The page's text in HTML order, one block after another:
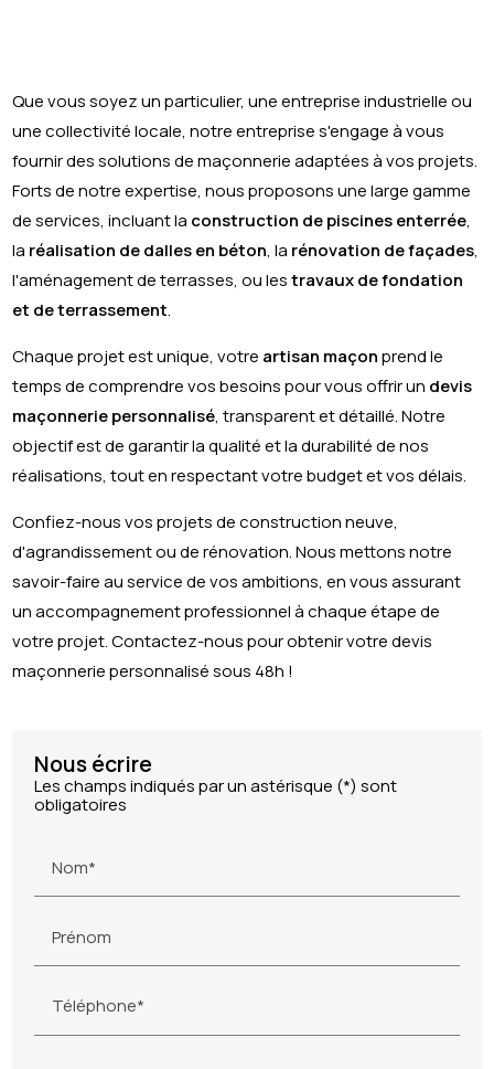
Que vous soyez un particulier, une entreprise industrielle ou
une collectivité locale, notre entreprise s'engage à vous
fournir des solutions de maçonnerie adaptées à vos projets.
Forts de notre expertise, nous proposons une large gamme
de services, incluant la construction de piscines enterrée,
la réalisation de dalles en béton, la rénovation de façades,
l'aménagement de terrasses, ou lestravaux de fondation
et de terrassement.
Chaque projet est unique, votre artisan maçonprend le
temps de comprendre vos besoins pour vous offrir un devis
maçonnerie personnalisé, transparent et détaillé. Notre
objectif est de garantir la qualité et la durabilité de nos
réalisations, tout en respectant votre budget et vos délais.
Confiez-nous vos projets de construction neuve,
d'agrandissement ou de rénovation. Nous mettons notre
savoir-faire au service de vos ambitions, en vous assurant
un accompagnement professionnel à chaque étape de
votre projet. Contactez-nous pour obtenir votre devis
maçonnerie personnalisé sous 48h !
Nous écrire
Les champs indiqués par un astérisque (*) sont
obligatoires
Nom*
Prénom
Téléphone*